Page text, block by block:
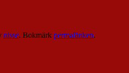
nisse. Bokmärk permalänken.